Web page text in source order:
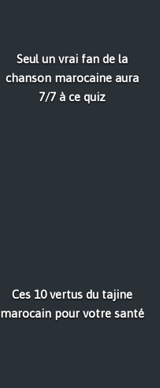
Seul un vrai fan de la
chanson marocaine aura
7/7 à ce quiz
Ces 10 vertus du tajine
marocain pour votre santé